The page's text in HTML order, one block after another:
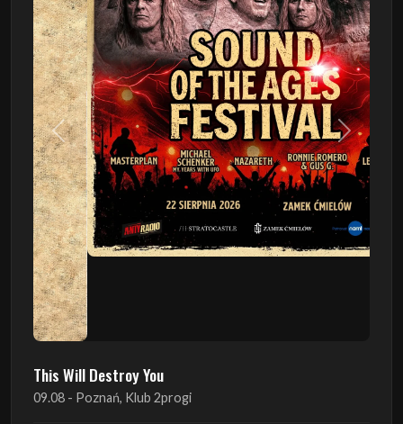
Poprzedni Następny
This Will Destroy You
09.08 - Poznań, Klub 2progi
Sound Of The Ages Festival
22.08 - Ćmielów, Zamek Ćmielów